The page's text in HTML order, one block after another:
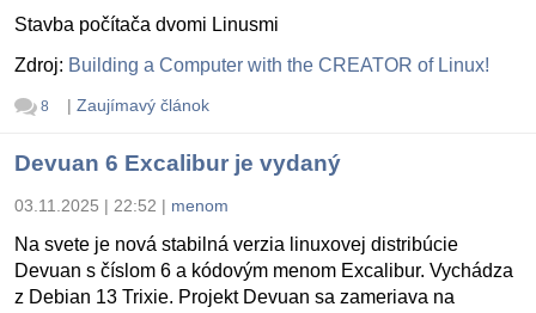
Stavba počítača dvomi Linusmi
Zdroj: Building a Computer with the CREATOR of Linux!
8 | Zaujímavý článok
Devuan 6 Excalibur je vydaný
03.11.2025 | 22:52 | menom
Na svete je nová stabilná verzia linuxovej distribúcie
Devuan s číslom 6 a kódovým menom Excalibur. Vychádza
z Debian 13 Trixie. Projekt Devuan sa zameriava na